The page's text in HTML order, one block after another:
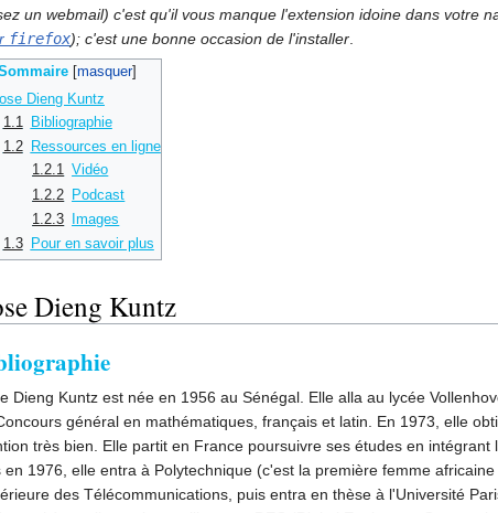
un webmail) c'est qu'il vous manque l'extension idoine dans votre
firefox); c'est une bonne occasion de l'installer
Dieng Kuntz
1.1
Bibliographie
1.2
Ressources en ligne
1.2.1 Vidéo
1.2.2 Podcast
1.2.3
Images
1.3
Pour en savoir plus
Dieng Kuntz
Dieng Kuntz est née en 1956 au Sénégal. Elle alla au lycée
général en mathématiques, français et latin. En 1973, elle
très bien. Elle partit en France poursuivre ses études en
en 1976, elle entra à Polytechnique (c'est la première femme
des Télécommunications, puis entra en thèse à l'Université